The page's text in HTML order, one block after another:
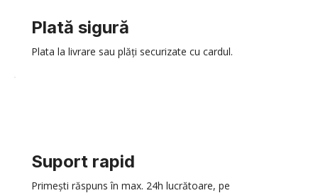
Plată sigură
Plata la livrare sau plăți securizate cu cardul.
Suport rapid
Primești răspuns în max. 24h lucrătoare, pe